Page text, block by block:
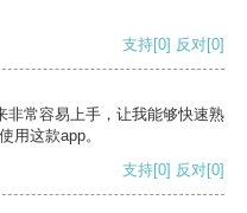
支持[0] 反对[0]
非常容易上手，让我能够快速熟
用这款app。
支持[0] 反对[0]